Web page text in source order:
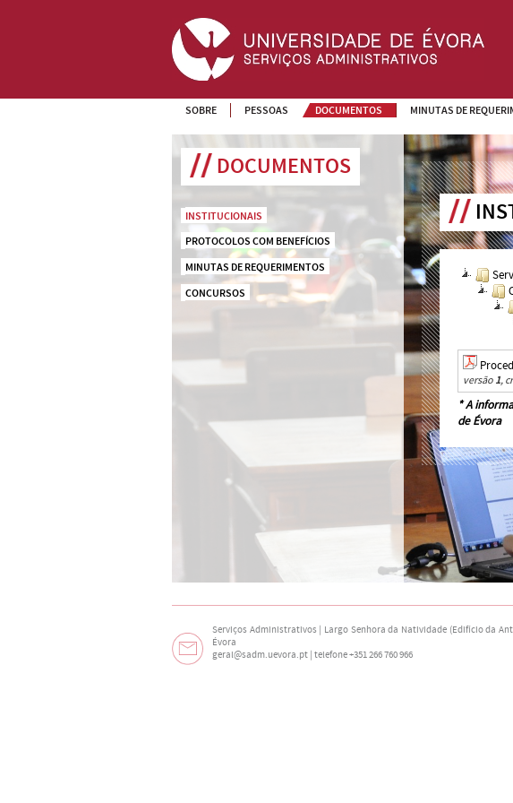
SOBRE PESSOAS DOCUMENTOS MINUTAS DE
DOCUMENTOS
INSTITUCIONAIS
PROTOCOLOS COM BENEFÍCIOS
MINUTAS DE REQUERIMENTOS
CONCURSOS
versão 1,
* A
de Évora
Serviços Administrativos | Largo Senhora da Natividade (Edifício da
Évora
geral@sadm.uevora.pt | telefone +351 266 760 966